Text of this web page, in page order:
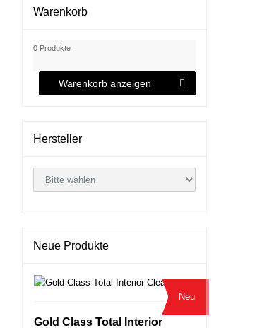
Warenkorb
0 Produkte
Warenkorb anzeigen
Hersteller
Neue Produkte
Neu
Gold Class Total Interior